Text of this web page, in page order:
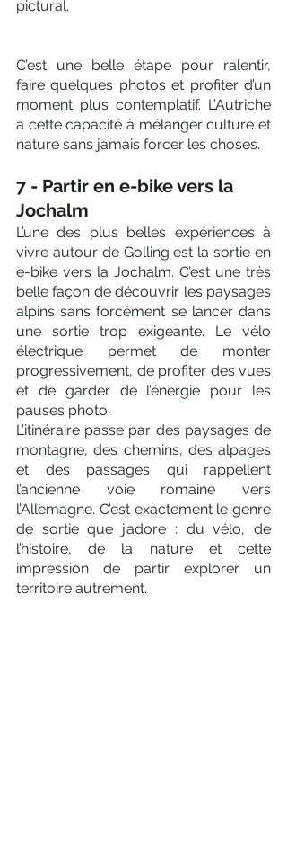
pictural.
C’est une belle étape pour ralentir,
faire quelques photos et profiter d’un
moment plus contemplatif. L’Autriche
a cette capacité à mélanger culture et
nature sans jamais forcer les choses.
7 - Partir en e-bike vers la
Jochalm
L’une des plus belles expériences à
vivre autour de Golling est la sortie en
e-bike vers la Jochalm. C’est une très
belle façon de découvrir les paysages
alpins sans forcément se lancer dans
une sortie trop exigeante. Le vélo
électrique permet de monter
progressivement, de profiter des vues
et de garder de l’énergie pour les
pauses photo.
L’itinéraire passe par des paysages de
montagne, des chemins, des alpages
et des passages qui rappellent
l’ancienne voie romaine vers
l’Allemagne. C’est exactement le genre
de sortie que j’adore : du vélo, de
l’histoire, de la nature et cette
impression de partir explorer un
territoire autrement.